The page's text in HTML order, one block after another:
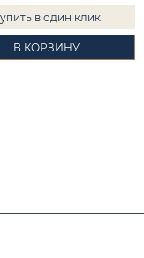
в один клик
В КОРЗИНУ